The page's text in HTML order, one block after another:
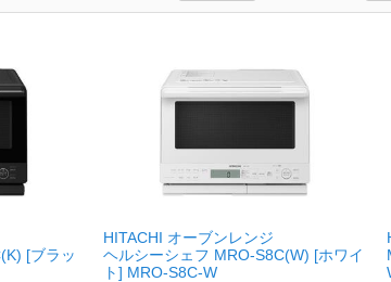
[ブラッ
HITACHI オーブンレンジ
ヘルシーシェフ MRO-S8C(W) [ホワイ
ト] MRO-S8C-W